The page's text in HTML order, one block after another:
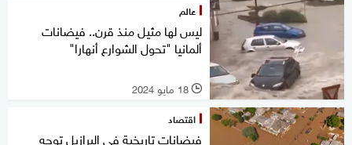
عالم
ليس لها مثيل منذ قرن.. فيضانات
ألمانيا "تحول الشوارع أنهارا"
l 18 مايو 2024
اقتصاد
فيضانات تاريخية في البرازيل توجه